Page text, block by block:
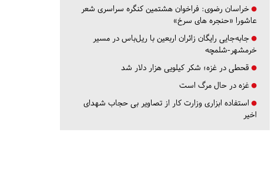
خراسان رضوی: فراخوان هشتمین کنگره سراسری شعر
عاشورا «حنجره های سرخ»
جابه‌جایی رایگان زائران اربعین با ریل‌باس در مسیر
خرمشهر-شلمچه
قحطی در غزه؛ شکر کیلویی هزار دلار شد
غزه در حال مرگ است
استفاده ابزاری وزارت کار از تصاویر بی حجاب شهدای
اخیر